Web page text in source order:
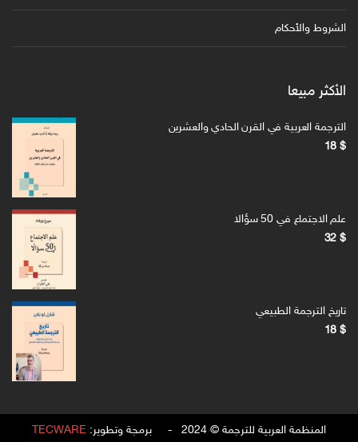
الشروط والأحكام
الأكثر مبيعا
الترجمة العربية في القرن الحادي والعشرين
18$
علم الاجتماع في 50 سؤالا
32$
تاريخ الترجمة الطبيعي
18$
المنظمة العربية للترجمة © 2024 - برمجة وتطوير: TECWARE